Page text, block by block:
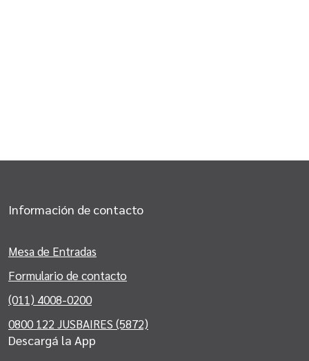
Información de contacto
Mesa de Entradas
Formulario de contacto
(011) 4008-0200
0800 122 JUSBAIRES (5872)
Descargá la App